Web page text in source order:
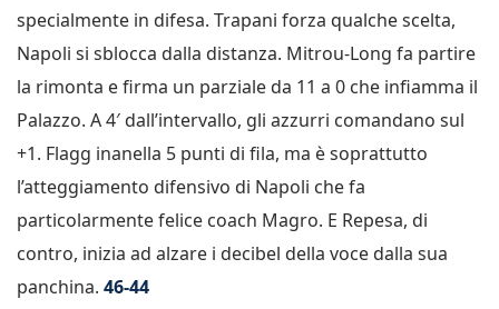
specialmente in difesa. Trapani forza qualche scelta,
Napoli si sblocca dalla distanza. Mitrou-Long fa partire
la rimonta e firma un parziale da 11 a 0 che infiamma il
Palazzo. A 4′ dall’intervallo, gli azzurri comandano sul
+1. Flagg inanella 5 punti di fila, ma è soprattutto
l’atteggiamento difensivo di Napoli che fa
particolarmente felice coach Magro. E Repesa, di
contro, inizia ad alzare i decibel della voce dalla sua
panchina. 46-44